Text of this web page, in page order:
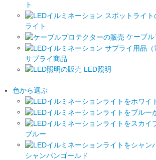
ト
ライト
ケーブ
サプライ商品
LED照明
色から選ぶ
ブルー
シャンパンゴールド